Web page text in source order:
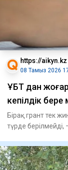
https://aikyn.kz
08 Тамыз 2026
ҰБТ дан
кепілдік бере
Бірақ грант тек
түрде